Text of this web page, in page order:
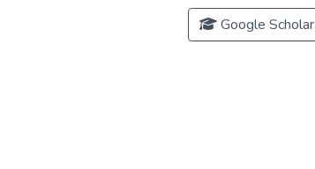
Google Scholar